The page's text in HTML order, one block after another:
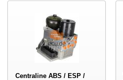
Centraline ABS / ESP /